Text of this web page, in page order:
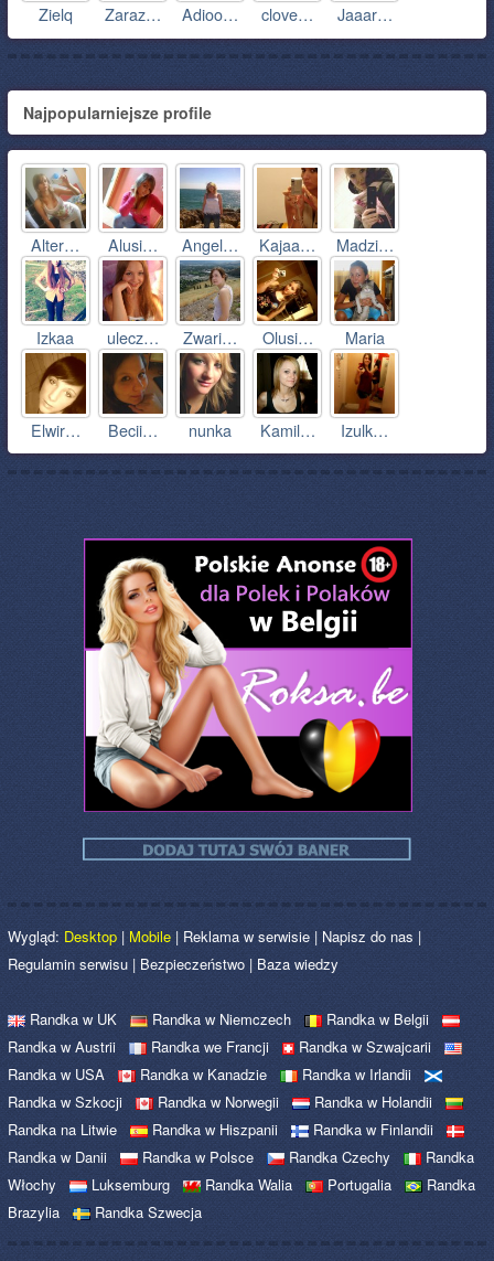
Zielq Zaraz… Adioo… clove… Jaaar…
Najpopularniejsze profile
Alter… Alusi… Angel… Kajaa… Madzi…
Izkaa ulecz… Zwari… Olusi… Maria
Elwir… Becii… nunka Kamil… Izulk…
Wygląd:Desktop| Mobile | Reklama w serwisie | Napisz do nas |
Regulamin serwisu | Bezpieczeństwo | Baza wiedzy
Randka w UK Randka w Niemczech
Randka w Belgii
Randka w Austrii
Randka we Francji
Randka w Szwajcarii
Randka w USA
Randka w Kanadzie
Randka w Irlandii
Randka w Szkocji
Randka w Norwegii
Randka w Holandii
Randka na Litwie
Randka w Hiszpanii
Randka w Finlandii
Randka w Danii
Randka w Polsce Randka Czechy
Randka
Włochy
Luksemburg Randka Walia Portugalia
Randka
Brazylia
Randka Szwecja